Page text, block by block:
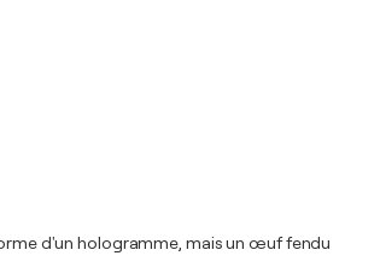
d'un hologramme, mais un œuf fendu